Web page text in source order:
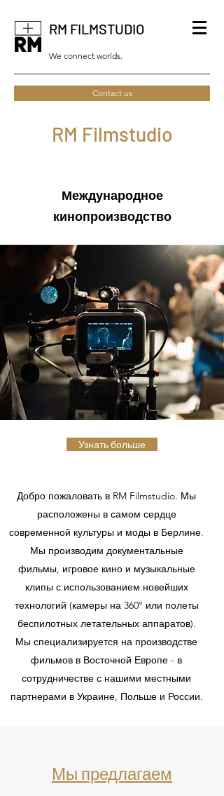
RM FILMSTUDIO
We connect worlds.
Contact us
RM Filmstudio
Международное
кинопроизводство
Узнать больше
Добро пожаловать в RM Filmstudio. Мы
расположены в самом сердце
современной культуры и моды в Берлине.
Мы производим документальные
фильмы, игровое кино и музыкальные
клипы с использованием новейших
технологий (камеры на 360° или полеты
беспилотных летательных аппаратов).
Мы специализируется на производстве
фильмов в Восточной Европе - в
сотрудничестве с нашими местными
партнерами в Украине, Польше и России.
Мы предлагаем